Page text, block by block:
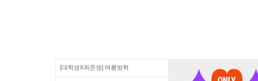
[대학생X취준생] 여름방학